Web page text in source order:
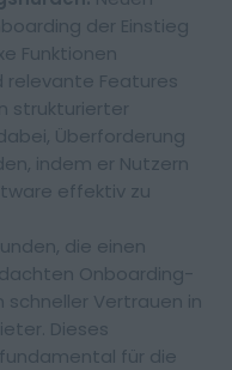
der Einstieg
Funktionen
Features
strukturierter
Überforderung
indem er Nutzern
effektiv zu
die einen
Onboarding-
schneller Vertrauen in
Dieses
für die